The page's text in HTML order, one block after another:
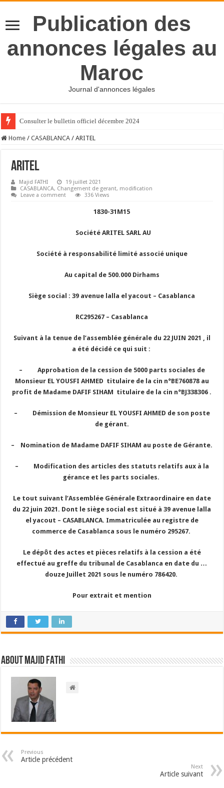
Publication des
annonces légales au
Maroc
Journal d'annonces légales
Consulter le bulletin officiel décembre 2024
Home / CASABLANCA / ARITEL
ARITEL
Majid FATHI
19 juillet 2021
CASABLANCA, Changement de gerant, modification
Leave a comment
336 Views
1830-31M15
Société ARITEL SARL AU
Société à responsabilité limité associé unique
Au capital de 500.000 Dirhams
Siège social : 39 avenue lalla el yacout – Casablanca
RC295267 – Casablanca
Suivant à la tenue de l’assemblée générale du 22 JUIN 2021 , il
a été décidé ce qui suit :
– Approbation de la cession de 5000 parts sociales de
Monsieur EL YOUSFI AHMED titulaire de la cin n°BE760878 au
profit de Madame DAFIF SIHAM titulaire de la cin n°BJ338306 .
– Démission de Monsieur EL YOUSFI AHMED de son poste
de gérant.
– Nomination de Madame DAFIF SIHAM au poste de Gérante.
– Modification des articles des statuts relatifs aux à la
gérance et les parts sociales.
Le tout suivant l’Assemblée Générale Extraordinaire en date
du 22 juin 2021. Dont le siège social est situé à 39 avenue lalla
el yacout – CASABLANCA. Immatriculée au registre de
commerce de Casablanca sous le numéro 295267.
Le dépôt des actes et pièces relatifs à la cession a été
effectué au greffe du tribunal de Casablanca en date du …
douze Juillet 2021 sous le numéro 786420.
Pour extrait et mention
About Majid FATHI
Previous
Article précédent
Next
Article suivant